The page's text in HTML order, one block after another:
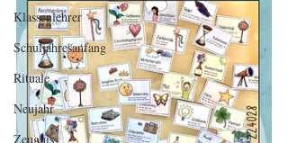
Klassenlehrer
Schuljahresanfang
Rituale
Neujahr
Zeugnis